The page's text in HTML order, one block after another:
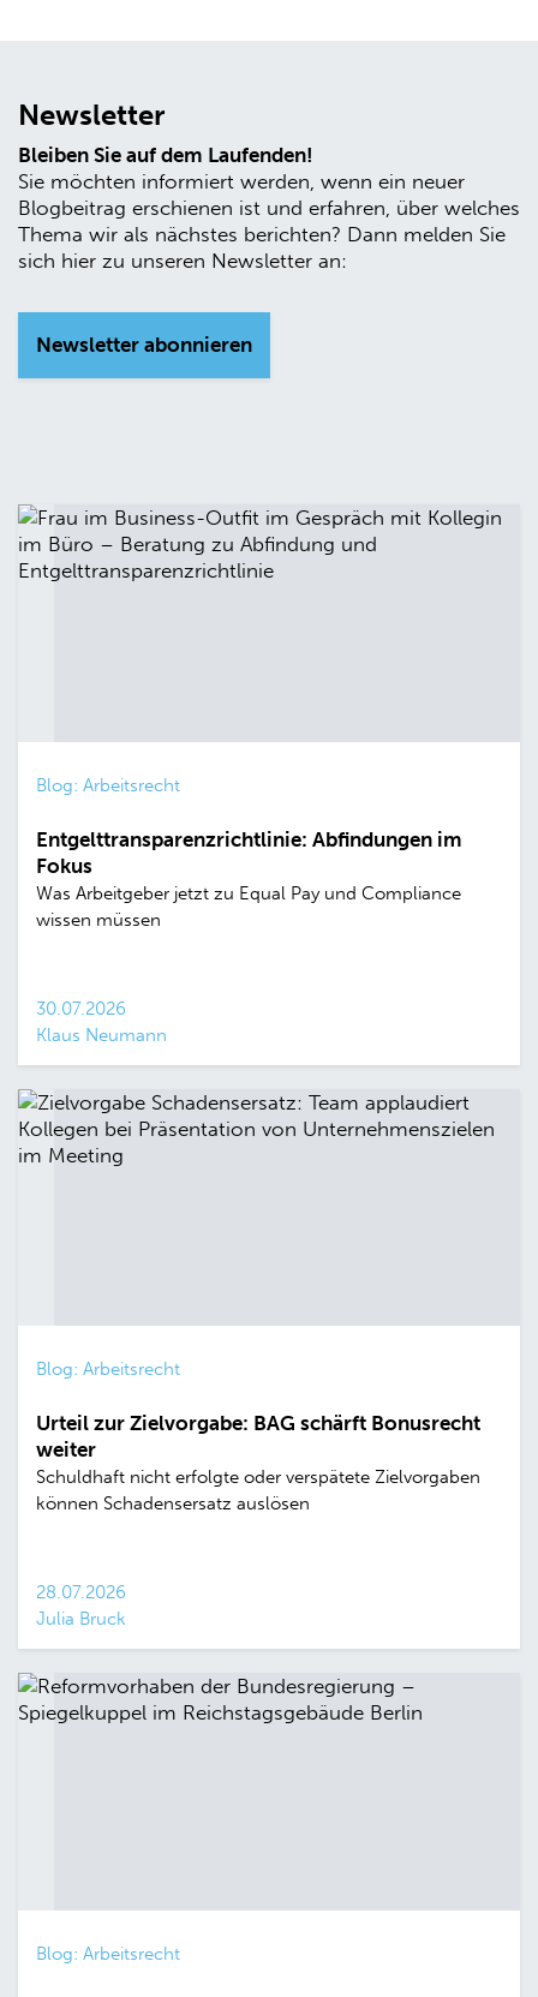
Newsletter
Bleiben Sie auf dem Laufenden!
Sie möchten informiert werden, wenn ein neuer
Blogbeitrag erschienen ist und erfahren, über welches
Thema wir als nächstes berichten? Dann melden Sie
sich hier zu unseren Newsletter an:
Newsletter abonnieren
Blog: Arbeitsrecht
Entgelttransparenzrichtlinie: Abfindungen im
Fokus
Was Arbeitgeber jetzt zu Equal Pay und Compliance
wissen müssen
30.07.2026
Klaus Neumann
Blog: Arbeitsrecht
Urteil zur Zielvorgabe: BAG schärft Bonusrecht
weiter
Schuldhaft nicht erfolgte oder verspätete Zielvorgaben
können Schadensersatz auslösen
28.07.2026
Julia Bruck
Blog: Arbeitsrecht